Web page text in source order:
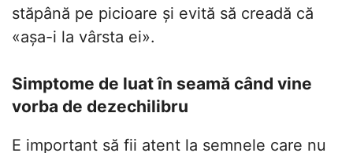
stăpână pe picioare și evită să creadă că
«așa-i la vârsta ei».
Simptome de luat în seamă când vine
vorba de dezechilibru
E important să fii atent la semnele care nu